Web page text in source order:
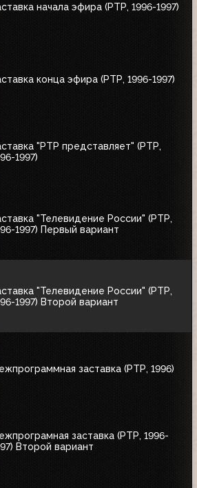
начала эфира (РТР, 1996-1997)
конца эфира (РТР, 1996-1997)
"РТР представляет" (РТР,
1997)
"Телевидение России" (РТР,
1997) Первый вариант
"Телевидение России" (РТР,
1997) Второй вариант
заставка (РТР, 1996)
заставка (РТР, 1996-
Второй вариант